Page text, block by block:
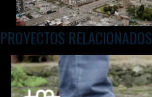
PROYECTOS RELACIONADOS